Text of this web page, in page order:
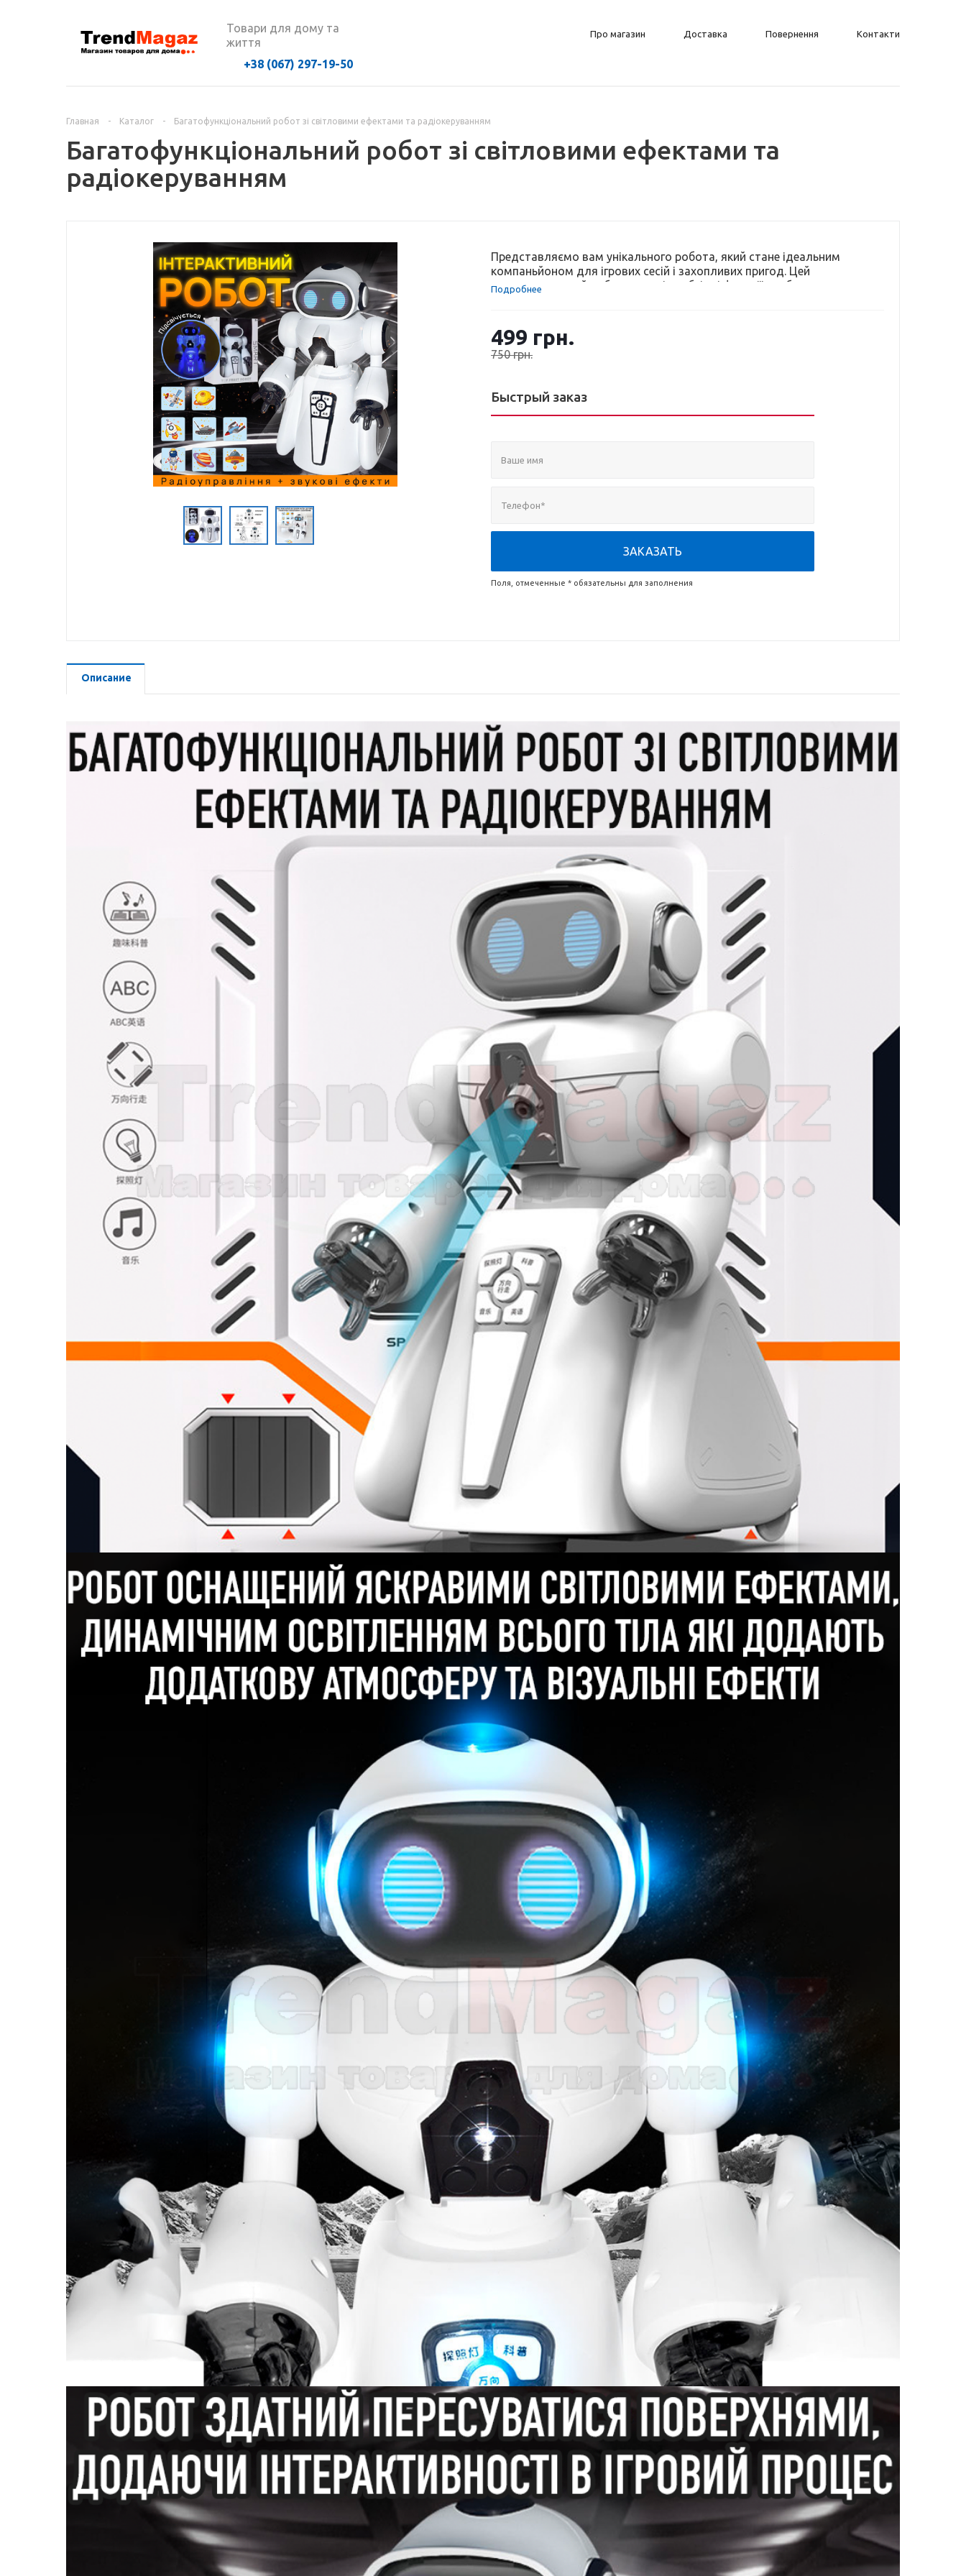
Товари для дому та
життя
+38 (067) 297-19-50
Про магазин Доставка Повернення Контакти
Главная - Каталог - Багатофункціональний робот зі світловими ефектами та радіокеруванням
Багатофункціональний робот зі світловими ефектами та
радіокеруванням
Представляємо вам унікального робота, який стане ідеальним
компаньйоном для ігрових сесій і захопливих пригод. Цей
приголомшливий робот має всі необхідні функції, щоб створити
мовою. Ви зможете керувати його рухами за допомогою
радіокерування й насолоджуватися яскравими світловими […]
Подробнее
499 грн.
750грн.
Быстрый заказ
ЗАКАЗАТЬ
Поля, отмеченные * обязательны для заполнения
Описание